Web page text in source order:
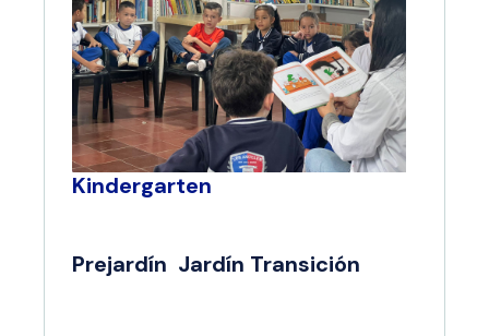
Kindergarten
Prejardín Jardín Transición